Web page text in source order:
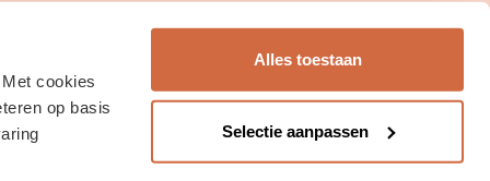
cookies
op basis
Alles toestaan
Selectie aanpassen